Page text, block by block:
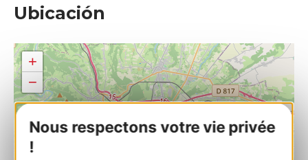
Nous respectons votre vie privée
!
Ubicación
+
−